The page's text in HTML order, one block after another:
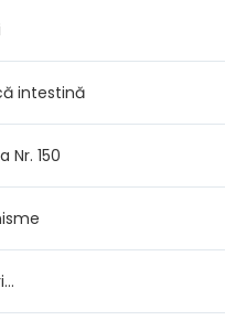
intestină
Nr. 150